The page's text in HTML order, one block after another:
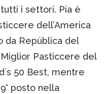
i settori. Pia è
dell’America
da República del
Pasticcere del
50 Best, mentre
posto nella